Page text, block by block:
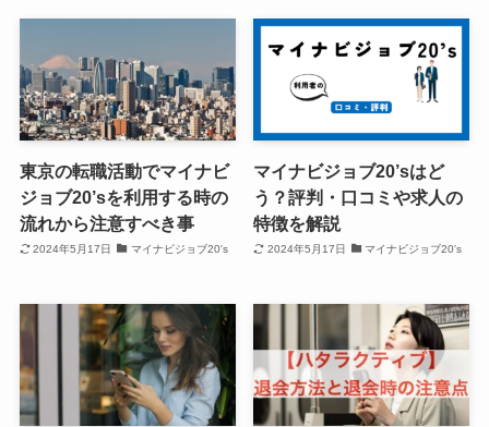
東京の転職活動でマイナビ
ジョブ20’sを利用する時の
流れから注意すべき事
2024年5月17日 マイナビジョブ20's
マイナビジョブ20’sはど
う？評判・口コミや求人の
特徴を解説
2024年5月17日 マイナビジョブ20's